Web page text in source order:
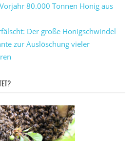
80.000 Tonnen Honig aus
Der große Honigschwindel
zur Auslöschung vieler